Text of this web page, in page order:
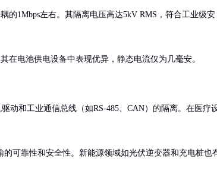
的1Mbps左右。其隔离电压高达5kV RMS，符合工业级安
在电池供电设备中表现优异，静态电流仅为几毫安。
动和工业通信总线（如RS-485、CAN）的隔离。在医疗
可靠性和安全性。新能源领域如光伏逆变器和充电桩也